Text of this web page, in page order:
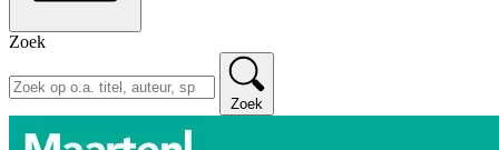
Zoek
Zoek